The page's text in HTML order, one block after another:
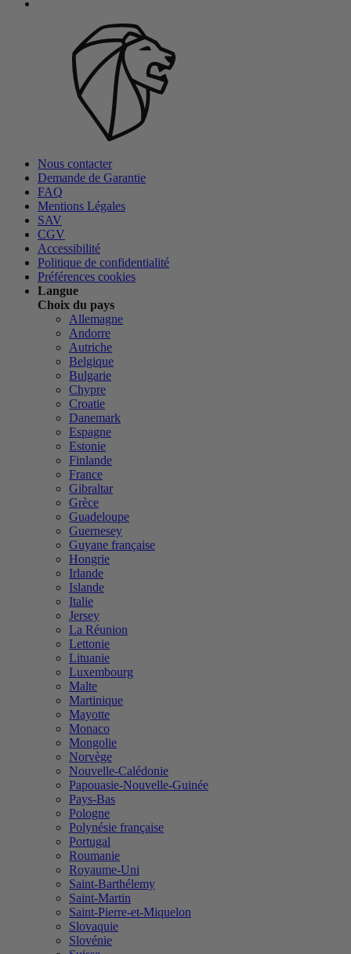
Nous contacter
Demande de Garantie
FAQ
Mentions Légales
SAV
CGV
Accessibilité
Politique de confidentialité
Préférences cookies
Langue
Choix du pays
Allemagne
Andorre
Autriche
Belgique
Bulgarie
Chypre
Croatie
Danemark
Espagne
Estonie
Finlande
France
Gibraltar
Grèce
Guadeloupe
Guernesey
Guyane française
Hongrie
Irlande
Islande
Italie
Jersey
La Réunion
Lettonie
Lituanie
Luxembourg
Malte
Martinique
Mayotte
Monaco
Mongolie
Norvège
Nouvelle-Calédonie
Papouasie-Nouvelle-Guinée
Pays-Bas
Pologne
Polynésie française
Portugal
Roumanie
Royaume-Uni
Saint-Barthélemy
Saint-Martin
Saint-Pierre-et-Miquelon
Slovaquie
Slovénie